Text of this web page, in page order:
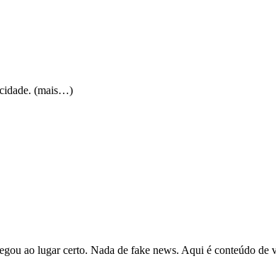
(mais…)
ao lugar certo. Nada de fake news. Aqui é conteúdo de